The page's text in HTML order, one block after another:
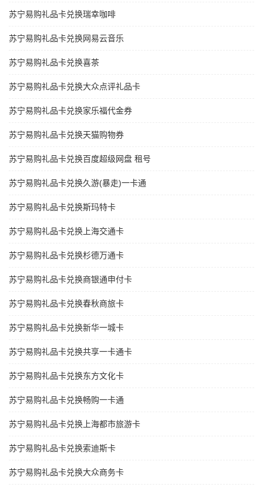
苏宁易购礼品卡兑换瑞幸咖啡
苏宁易购礼品卡兑换网易云音乐
苏宁易购礼品卡兑换喜茶
苏宁易购礼品卡兑换大众点评礼品卡
苏宁易购礼品卡兑换家乐福代金券
苏宁易购礼品卡兑换天猫购物券
苏宁易购礼品卡兑换百度超级网盘 租号
苏宁易购礼品卡兑换久游(暴走)一卡通
苏宁易购礼品卡兑换斯玛特卡
苏宁易购礼品卡兑换上海交通卡
苏宁易购礼品卡兑换杉德万通卡
苏宁易购礼品卡兑换商银通申付卡
苏宁易购礼品卡兑换春秋商旅卡
苏宁易购礼品卡兑换新华一城卡
苏宁易购礼品卡兑换共享一卡通卡
苏宁易购礼品卡兑换东方文化卡
苏宁易购礼品卡兑换畅购一卡通
苏宁易购礼品卡兑换上海都市旅游卡
苏宁易购礼品卡兑换索迪斯卡
苏宁易购礼品卡兑换大众商务卡